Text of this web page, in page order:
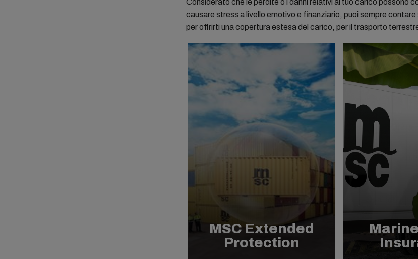
Considerato che le perdite o i danni relativi al tuo carico possono
causare stress a livello emotivo e finanziario, puoi sempre contare
per offrirti una copertura estesa del carico, per il trasporto
MSC Extended
Protection